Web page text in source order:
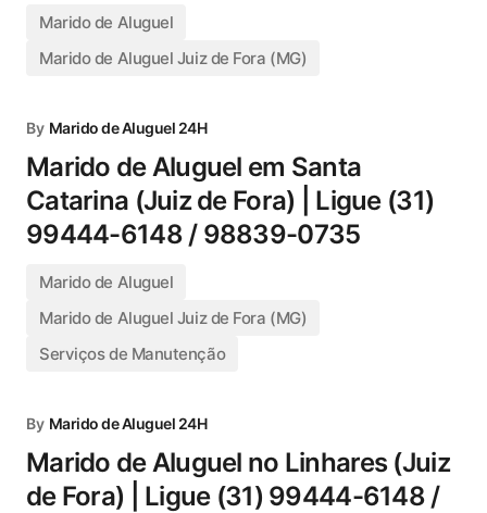
Marido de Aluguel
Marido de Aluguel Juiz de Fora (MG)
By Marido de Aluguel 24H
Marido de Aluguel em Santa
Catarina (Juiz de Fora) | Ligue (31)
99444-6148 / 98839-0735
Marido de Aluguel
Marido de Aluguel Juiz de Fora (MG)
Serviços de Manutenção
By Marido de Aluguel 24H
Marido de Aluguel no Linhares (Juiz
de Fora) | Ligue (31) 99444-6148 /